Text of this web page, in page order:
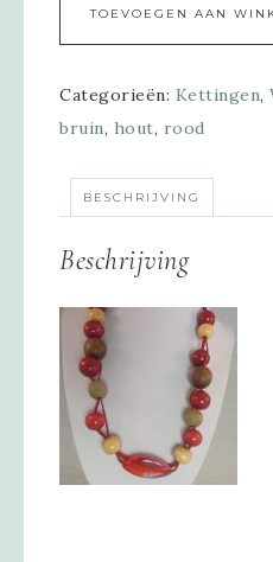
TOEVOEGEN AAN
Categorieën: Kettingen,
bruin, hout, rood
BESCHRIJVING
Beschrijving